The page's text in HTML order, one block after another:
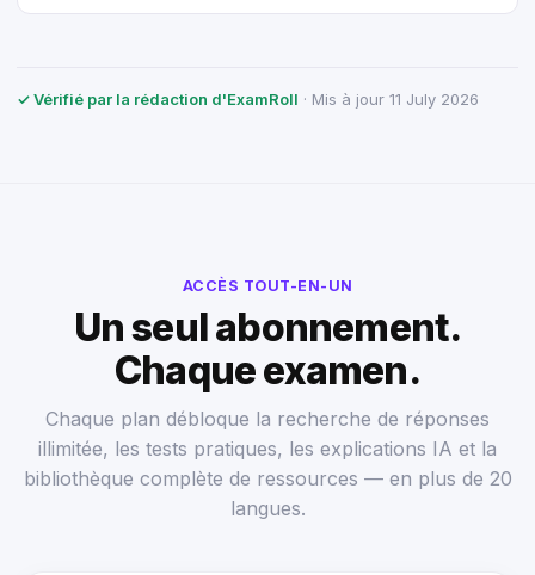
✓ Vérifié par la rédaction d'ExamRoll · Mis à jour 11 July 2026
ACCÈS TOUT-EN-UN
Un seul abonnement.
Chaque examen.
Chaque plan débloque la recherche de réponses
illimitée, les tests pratiques, les explications IA et la
bibliothèque complète de ressources — en plus de 20
langues.